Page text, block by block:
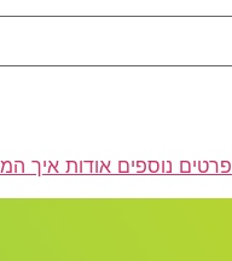
פרטים נוספים אודות איך